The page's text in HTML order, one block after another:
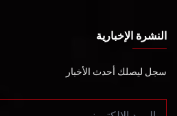
النشرة الإخبارية
سجل ليصلك أحدث الأخبار